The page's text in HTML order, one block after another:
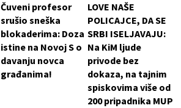
Čuveni profesor
srušio sneška
blokaderima: Doza
istine na Novoj S o
davanju novca
građanima!
LOVE NAŠE
POLICAJCE, DA SE
SRBI ISELJAVAJU:
Na KiM ljude
privode bez
dokaza, na tajnim
spiskovima više od
200 pripadnika MUP